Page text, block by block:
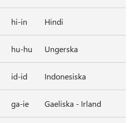
hi-in Hindi
hu-hu Ungerska
id-id Indonesiska
ga-ie Gaeliska - Irland